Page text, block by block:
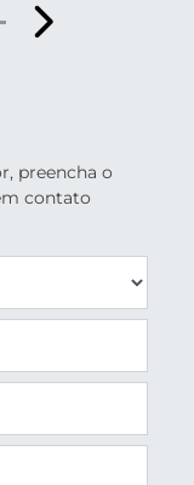
preencha o
contato
Próximo